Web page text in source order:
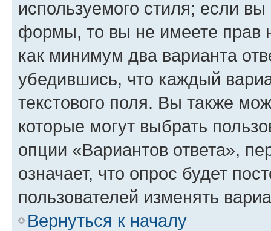
используемого стиля; если
формы, то вы не имеете прав
как минимум два варианта
убедившись, что каждый
текстового поля. Вы также
которые могут выбрать
опции «Вариантов ответа»,
означает, что опрос будет
пользователей изменять
Вернуться к началу